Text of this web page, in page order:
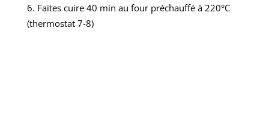
Faites cuire 40 min au four préchauffé à 220°C
(thermostat 7-8)